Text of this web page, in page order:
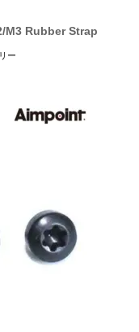
M3 Rubber Strap
ー